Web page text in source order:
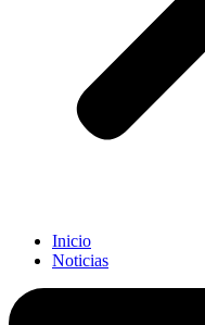
Inicio
Noticias